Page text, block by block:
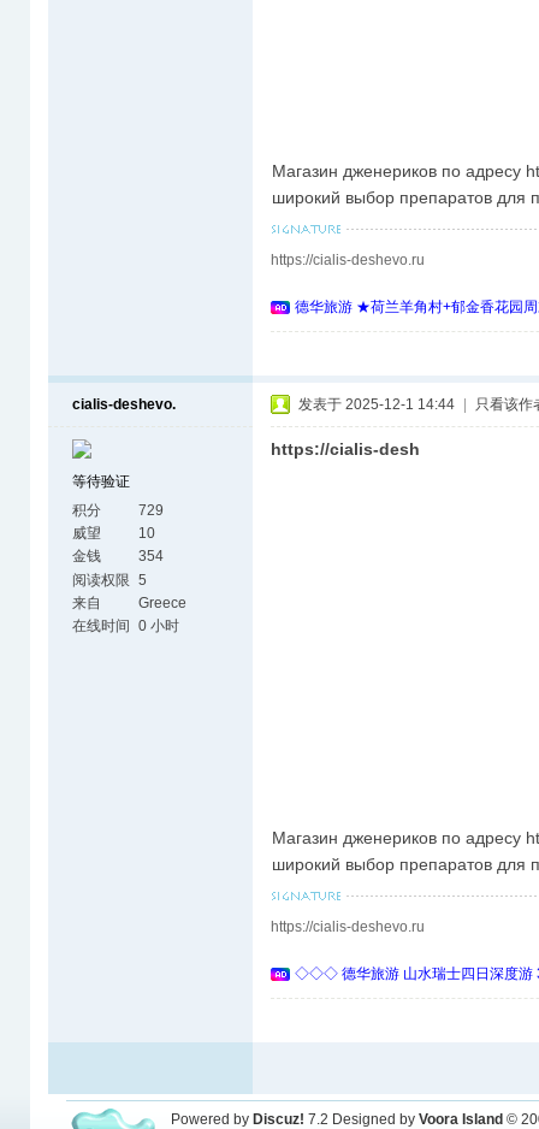
Магазин дженериков по адресу
широкий выбор препаратов для
https://cialis-deshevo.ru
德华旅游 ★荷兰羊角村+郁金香花园
cialis-deshevo.
等待验证
积分
729
威望
10
金钱
354
阅读权限 5
来自
Greece
在线时间
0 小时
发表于 2025-12-1 14:44 只看该作
https://cialis-desh
Магазин дженериков по адресу
широкий выбор препаратов для
https://cialis-deshevo.ru
◇◇◇ 德华旅游 山水瑞士四日深度
Powered by Discuz! 7.2 Designed by Voora Island ©